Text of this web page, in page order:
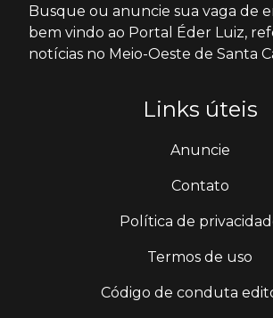
Busque ou anuncie sua vaga de
bem vindo ao Portal Éder Luiz,
notícias no Meio-Oeste de Santa
Links úteis
Anuncie
Contato
Política de
Termos de uso
Código de conduta